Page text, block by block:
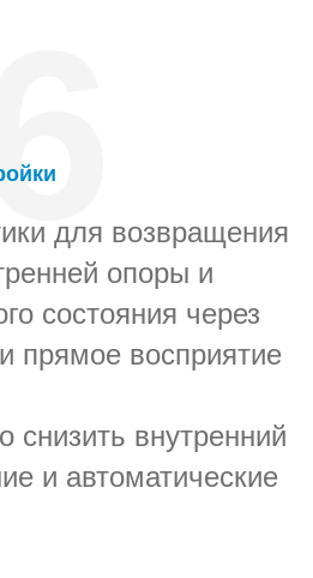
для возвращения
опоры и
состояния через
прямое восприятие
снизить внутренний
и автоматические